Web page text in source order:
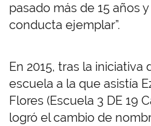
pasado más de 15 años
conducta ejemplar”.
En 2015, tras la iniciativa
escuela a la que asistía
Flores (Escuela 3 DE 19
logró el cambio de